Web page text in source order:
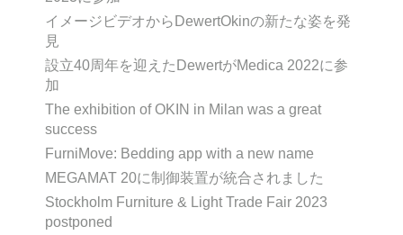
イメージビデオからDewertOkinの新たな姿を発
見
設立40周年を迎えたDewertがMedica 2022に参
加
The exhibition of OKIN in Milan was a great
success
FurniMove: Bedding app with a new name
MEGAMAT 20に制御装置が統合されました
Stockholm Furniture & Light Trade Fair 2023
postponed